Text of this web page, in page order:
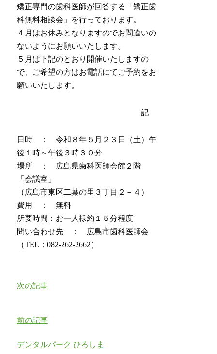
矯正専門の歯科医師が回答する「矯正歯
科無料相談会」を行っております。
４月はお休みとなりますのでお間違いの
ないようにお願いいたします。
５月は下記のとおり開催いたしますの
で、ご希望の方はお電話にてご予約をお
願いいたします。
記
日時 ： 令和８年５月２３日（土）午
後１時～午後３時３０分
場所 ： 広島県歯科医師会館２階
「会議室」
（広島市東区二葉の里３丁目２－４）
費用 ： 無料
所要時間：お一人様約１５分程度
問い合わせ先 ： 広島市歯科医師会
（TEL：082-262-2662）
次の記事
前の記事
デンタルパーク ひろしま